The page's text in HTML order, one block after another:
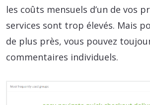
les coûts mensuels d’un de vos
services sont trop élevés. Mais
de plus près, vous pouvez
commentaires individuels.